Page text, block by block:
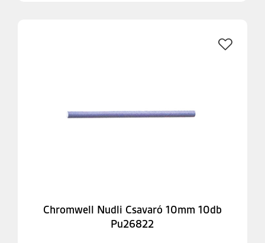
Chromwell Nudli Csavaró 10mm 10db
Pu26822